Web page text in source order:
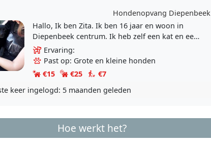
Hondenopvang Diepenbeek
Hallo, Ik ben Zita. Ik ben 16 jaar en woon in
Diepenbeek centrum. Ik heb zelf een kat en een
paar vissen. Mijn tante heeft 3 honden. Ik help
haar met..
Ervaring:
Past op: Grote en kleine honden
€15
€25
€7
keer ingelogd: 5 maanden geleden
Hoe werkt het?